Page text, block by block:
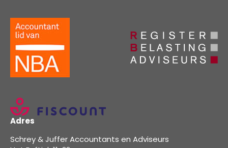
Adres
Schrey & Juffer Accountants en Adviseurs